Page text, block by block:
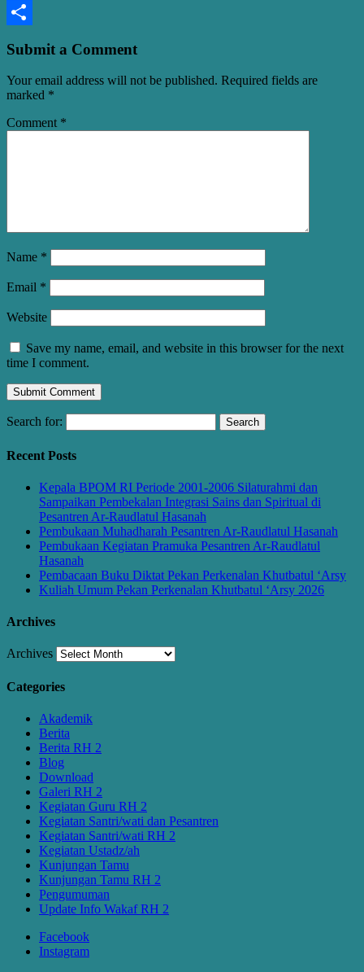
WhatsApp
Submit a Comment
Your email address will not be published. Required fields are
marked *
Comment *
Name *
Email *
Website
Save my name, email, and website in this browser for the next
time I comment.
Search for:
Recent Posts
Kepala BPOM RI Periode 2001-2006 Silaturahmi dan
Sampaikan Pembekalan Integrasi Sains dan Spiritual di
Pesantren Ar-Raudlatul Hasanah
Pembukaan Muhadharah Pesantren Ar-Raudlatul Hasanah
Pembukaan Kegiatan Pramuka Pesantren Ar-Raudlatul
Hasanah
Pembacaan Buku Diktat Pekan Perkenalan Khutbatul ‘Arsy
Kuliah Umum Pekan Perkenalan Khutbatul ‘Arsy 2026
Archives
Archives
Categories
Akademik
Berita
Berita RH 2
Blog
Download
Galeri RH 2
Kegiatan Guru RH 2
Kegiatan Santri/wati dan Pesantren
Kegiatan Santri/wati RH 2
Kegiatan Ustadz/ah
Kunjungan Tamu
Kunjungan Tamu RH 2
Pengumuman
Update Info Wakaf RH 2
Facebook
Instagram